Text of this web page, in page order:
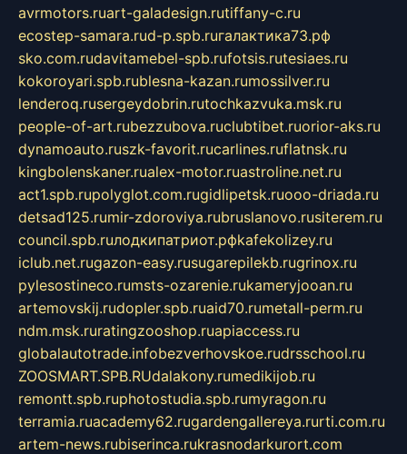
avrmotors.ruart-galadesign.rutiffany-c.ru
ecostep-samara.rud-p.spb.ruгалактика73.рф
sko.com.rudavitamebel-spb.rufotsis.rutesiaes.ru
kokoroyari.spb.rublesna-kazan.rumossilver.ru
lenderoq.rusergeydobrin.rutochkazvuka.msk.ru
people-of-art.rubezzubova.ruclubtibet.ruorior-aks.ru
dynamoauto.ruszk-favorit.rucarlines.ruflatnsk.ru
kingbolenskaner.rualex-motor.ruastroline.net.ru
act1.spb.rupolyglot.com.rugidlipetsk.ruooo-driada.ru
detsad125.rumir-zdoroviya.rubruslanovo.rusiterem.ru
council.spb.ruлодкипатриот.рфkafekolizey.ru
iclub.net.rugazon-easy.rusugarepilekb.rugrinox.ru
pylesostineco.rumsts-ozarenie.rukameryjooan.ru
artemovskij.rudopler.spb.ruaid70.rumetall-perm.ru
ndm.msk.ruratingzooshop.ruapiaccess.ru
globalautotrade.infobezverhovskoe.rudrsschool.ru
ZOOSMART.SPB.RUdalakony.rumedikijob.ru
remontt.spb.ruphotostudia.spb.rumyragon.ru
terramia.ruacademy62.rugardengallereya.rurti.com.ru
artem-news.rubiserinca.rukrasnodarkurort.com